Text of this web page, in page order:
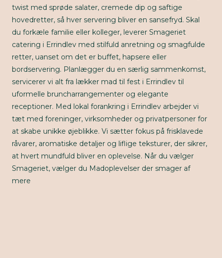
twist med sprøde salater, cremede dip og saftige
hovedretter, så hver servering bliver en sansefryd. Skal
du forkæle familie eller kolleger, leverer Smageriet
catering i Errindlev med stilfuld anretning og smagfulde
retter, uanset om det er buffet, hapsere eller
bordservering. Planlægger du en særlig sammenkomst,
servicerer vi alt fra lækker mad til fest i Errindlev til
uformelle bruncharrangementer og elegante
receptioner. Med lokal forankring i Errindlev arbejder vi
tæt med foreninger, virksomheder og privatpersoner for
at skabe unikke øjeblikke. Vi sætter fokus på frisklavede
råvarer, aromatiske detaljer og liflige teksturer, der sikrer,
at hvert mundfuld bliver en oplevelse. Når du vælger
Smageriet, vælger du Madoplevelser der smager af
mere